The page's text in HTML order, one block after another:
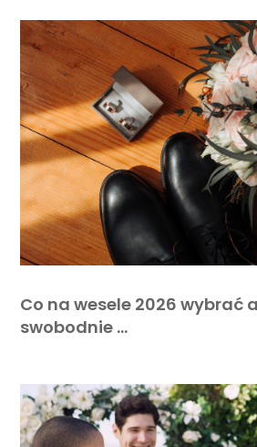
Co na wesele 2026 wybrać
swobodnie …